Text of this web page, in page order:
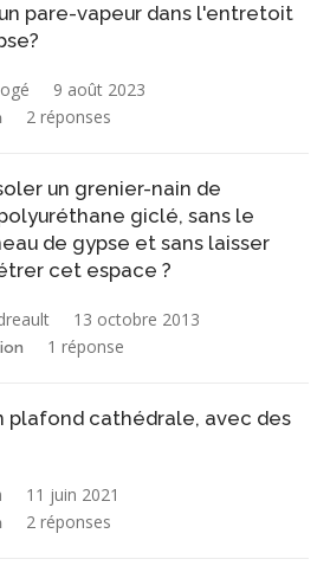
pare-vapeur dans l'entretoit
9 août 2023
2 réponses
un grenier-nain de
giclé, sans le
de gypse et sans laisser
cet espace ?
13 octobre 2013
1 réponse
plafond cathédrale, avec des
11 juin 2021
2 réponses